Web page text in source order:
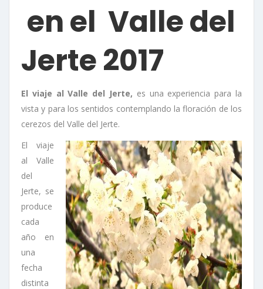
en el Valle del
Jerte 2017
El viaje al Valle del Jerte, es una experiencia para la
vista y para los sentidos contemplando la floración de los
cerezos del Valle del Jerte.
El viaje
al Valle
del
Jerte, se
produce
cada
año en
una
fecha
distinta